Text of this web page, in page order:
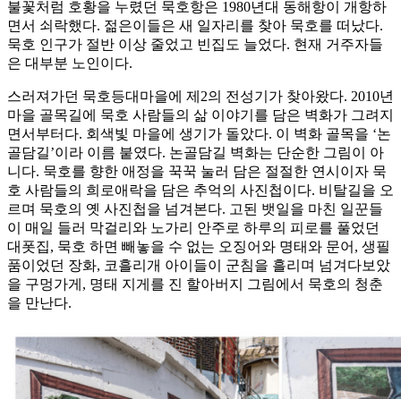
불꽃처럼 호황을 누렸던 묵호항은 1980년대 동해항이 개항하
면서 쇠락했다. 젊은이들은 새 일자리를 찾아 묵호를 떠났다.
묵호 인구가 절반 이상 줄었고 빈집도 늘었다. 현재 거주자들
은 대부분 노인이다.
스러져가던 묵호등대마을에 제2의 전성기가 찾아왔다. 2010년
마을 골목길에 묵호 사람들의 삶 이야기를 담은 벽화가 그려지
면서부터다. 회색빛 마을에 생기가 돌았다. 이 벽화 골목을 ‘논
골담길’이라 이름 붙였다. 논골담길 벽화는 단순한 그림이 아
니다. 묵호를 향한 애정을 꾹꾹 눌러 담은 절절한 연시이자 묵
호 사람들의 희로애락을 담은 추억의 사진첩이다. 비탈길을 오
르며 묵호의 옛 사진첩을 넘겨본다. 고된 뱃일을 마친 일꾼들
이 매일 들러 막걸리와 노가리 안주로 하루의 피로를 풀었던
대폿집, 묵호 하면 빼놓을 수 없는 오징어와 명태와 문어, 생필
품이었던 장화, 코흘리개 아이들이 군침을 흘리며 넘겨다보았
을 구멍가게, 명태 지게를 진 할아버지 그림에서 묵호의 청춘
을 만난다.